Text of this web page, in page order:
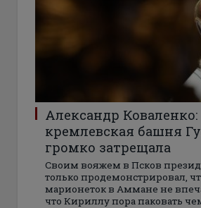
Александр
кремлевская башня
громко затрещала
Своим вояжем в Псков
только продемонстрировал,
марионеток в Аммане не
что Кириллу пора паковать